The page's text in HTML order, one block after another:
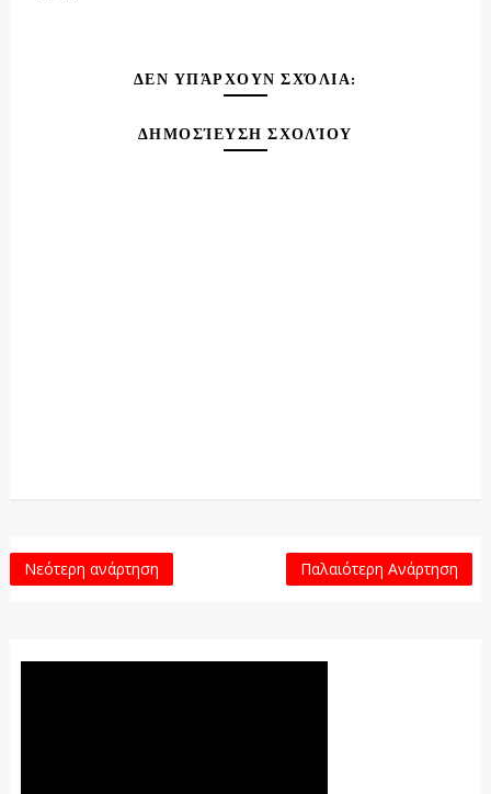
ΔΕΝ ΥΠΆΡΧΟΥΝ ΣΧΌΛΙΑ:
ΔΗΜΟΣΊΕΥΣΗ ΣΧΟΛΊΟΥ
Νεότερη ανάρτηση Παλαιότερη Ανάρτηση